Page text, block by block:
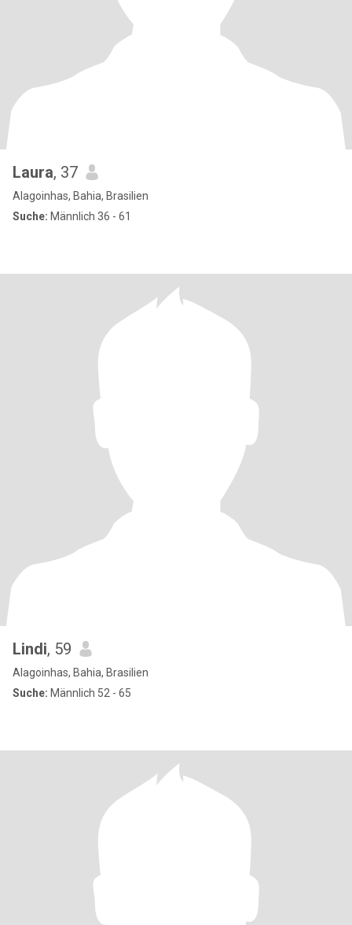
Laura, 37
Alagoinhas, Bahia, Brasilien
Suche: Männlich 36 - 61
Lindi, 59
Alagoinhas, Bahia, Brasilien
Suche: Männlich 52 - 65